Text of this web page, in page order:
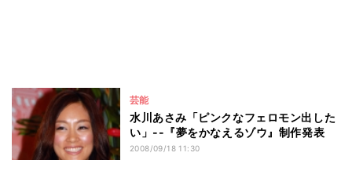
芸能
水川あさみ「ピンクなフェロモン出した
い」--『夢をかなえるゾウ』制作発表
2008/09/18 11:30